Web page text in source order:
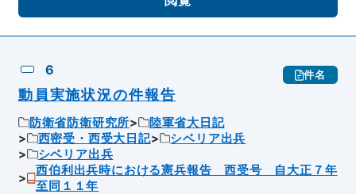
6 件名
動員実施状況の件報告
防衛省防衛研究所
陸軍省大日記
西密受・西受大日記
シベリア出兵
シベリア出兵
西伯利出兵時における憲兵報告 西受号 自大正７年
至同１１年